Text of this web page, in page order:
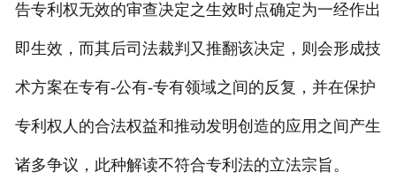
告专利权无效的审查决定之生效时点确定为一经作出
即生效，而其后司法裁判又推翻该决定，则会形成技
术方案在专有-公有-专有领域之间的反复，并在保护
专利权人的合法权益和推动发明创造的应用之间产生
诸多争议，此种解读不符合专利法的立法宗旨。